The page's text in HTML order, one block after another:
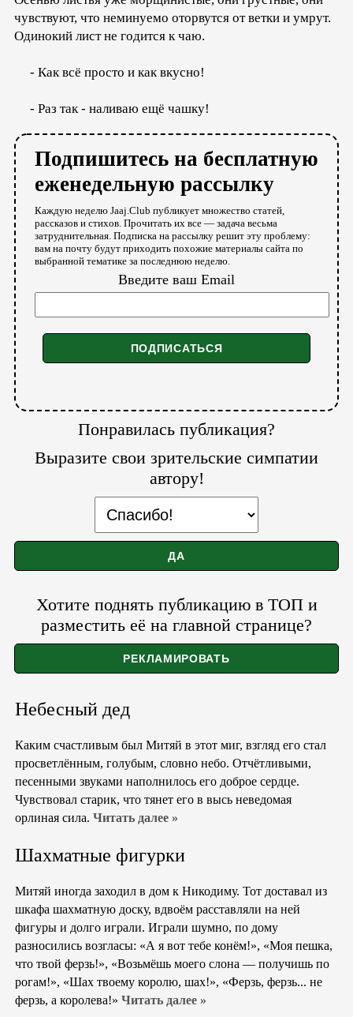
чувствуют, что неминуемо оторвутся от ветки и умрут.
Одинокий лист не годится к чаю.
- Как всё просто и как вкусно!
- Раз так - наливаю ещё чашку!
Подпишитесь на бесплатную
еженедельную рассылку
Каждую неделю Jaaj.Club публикует множество статей,
рассказов и стихов. Прочитать их все — задача весьма
затруднительная. Подписка на рассылку решит эту проблему:
вам на почту будут приходить похожие материалы сайта по
выбранной тематике за последнюю неделю.
Введите ваш Email
Понравилась публикация?
Выразите свои зрительские симпатии
автору!
Хотите поднять публикацию в ТОП и
разместить её на главной странице?
Небесный дед
Каким счастливым был Митяй в этот миг, взгляд его стал
просветлённым, голубым, словно небо. Отчётливыми,
песенными звуками наполнилось его доброе сердце.
Чувствовал старик, что тянет его в высь неведомая
орлиная сила. Читать далее »
Шахматные фигурки
Митяй иногда заходил в дом к Никодиму. Тот доставал из
шкафа шахматную доску, вдвоём расставляли на ней
фигуры и долго играли. Играли шумно, по дому
разносились возгласы: «А я вот тебе конём!», «Моя пешка,
что твой ферзь!», «Возьмёшь моего слона — получишь по
рогам!», «Шах твоему королю, шах!», «Ферзь, ферзь... не
ферзь, а королева!» Читать далее »